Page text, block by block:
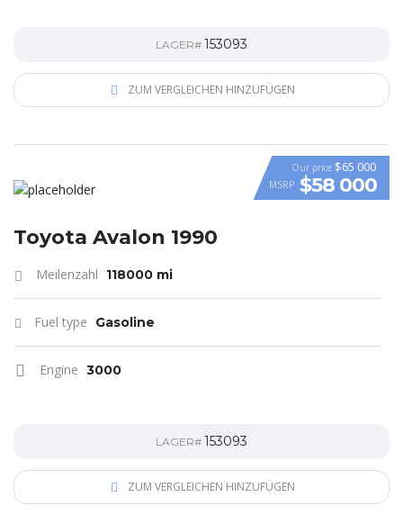
LAGER# 153093
ZUM VERGLEICHEN HINZUFÜGEN
VIDEO
Our price $65 000
MSRP $58 000
Toyota Avalon 1990
Meilenzahl 118000 mi
Fuel type Gasoline
Engine 3000
LAGER# 153093
ZUM VERGLEICHEN HINZUFÜGEN